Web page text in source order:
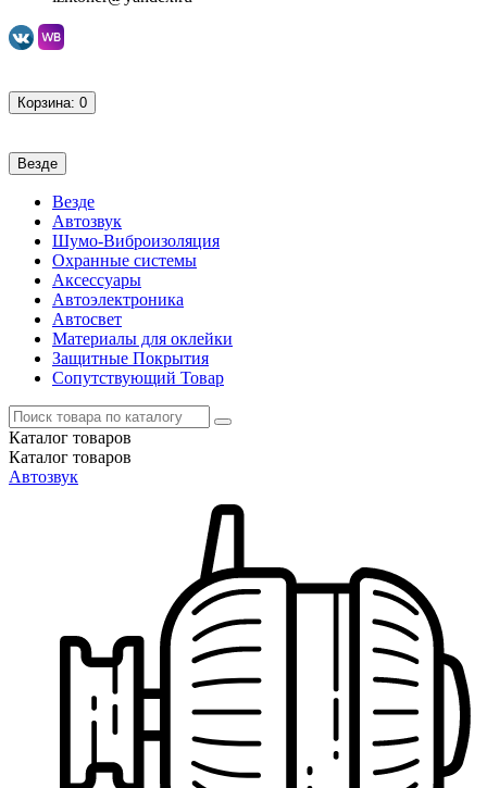
Корзина: 0
Везде
Везде
Автозвук
Шумо-Виброизоляция
Охранные системы
Аксессуары
Автоэлектроника
Автосвет
Материалы для оклейки
Защитные Покрытия
Сопутствующий Товар
Каталог товаров
Каталог товаров
Автозвук